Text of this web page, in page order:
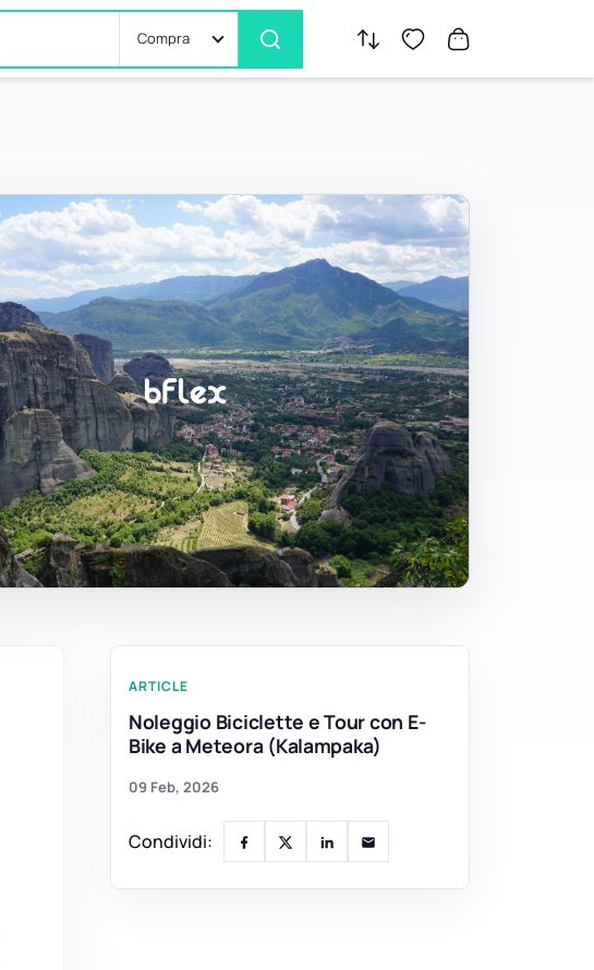
Compra
ARTICLE
Noleggio Biciclette e Tour con E-
Bike a Meteora (Kalampaka)
09 Feb, 2026
Condividi: